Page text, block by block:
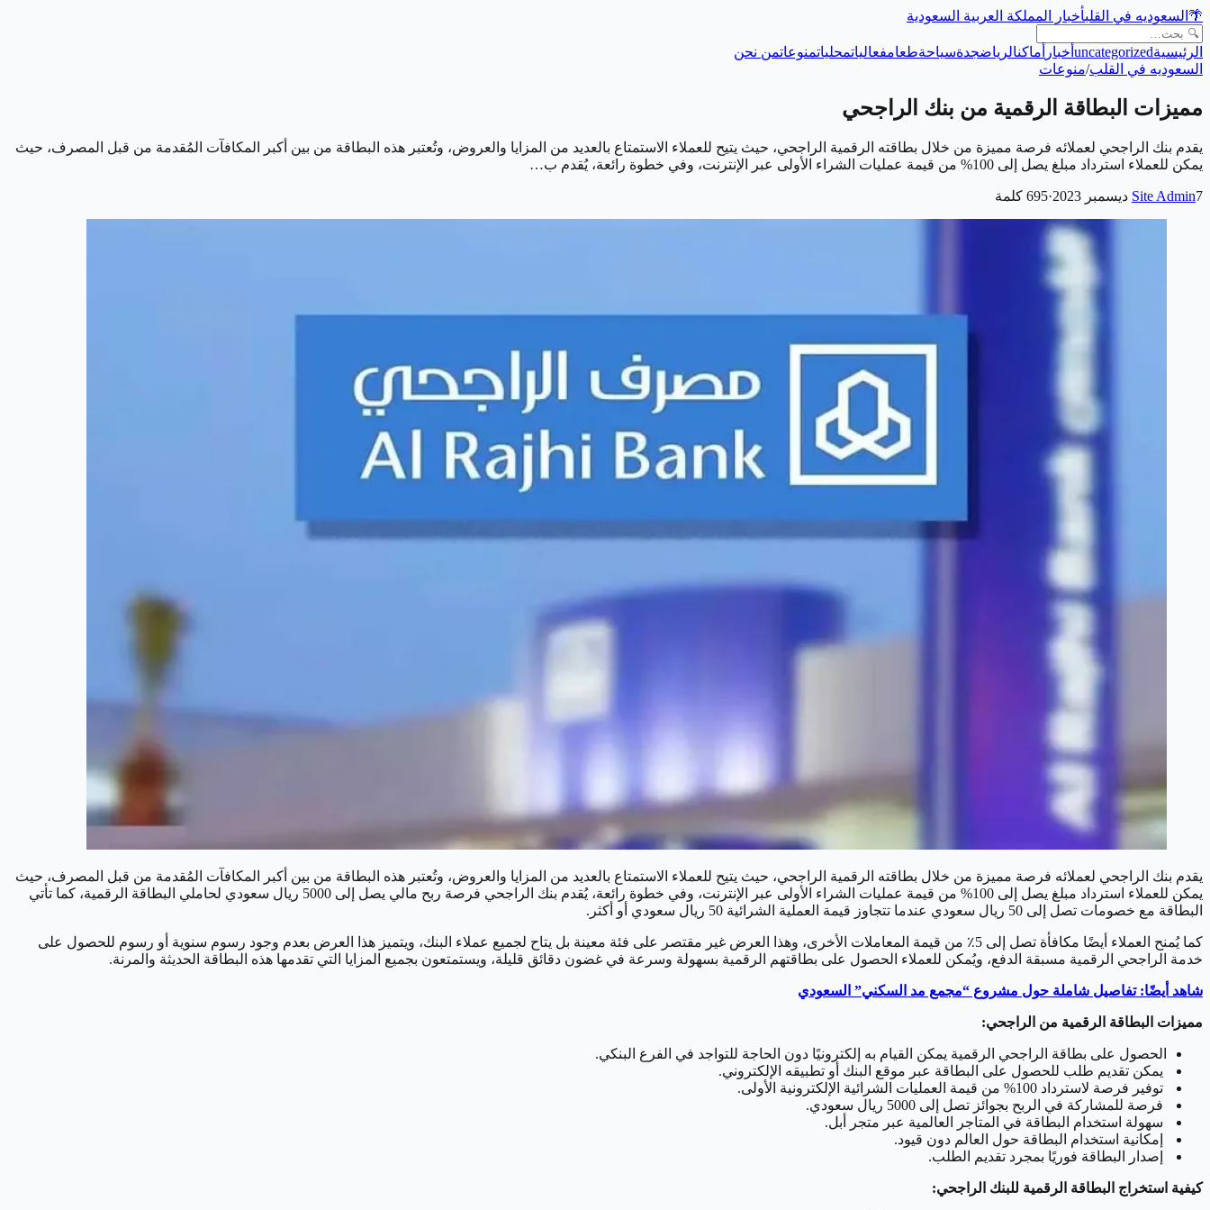
🌴 السعوديه في القلبأخبار المملكة العربية السعودية
الرئيسيةuncategorized أخبار أماكنالرياضجدةسياحةطعامفعالياتمحلياتمنوعاتمن نحن
السعوديه في القلب/منوعات
مميزات البطاقة الرقمية من بنك الراجحي
يقدم بنك الراجحي لعملائه فرصة مميزة من خلال بطاقته الرقمية الراجحي، حيث يتيح للعملاء الاستمتاع بالعديد من المزايا والعروض، وتُعتبر هذه البطاقة من بين أكبر المكافآت المُقدمة من قبل المصرف، حيث
يمكن للعملاء استرداد مبلغ يصل إلى 100% من قيمة عمليات الشراء الأولى عبر الإنترنت، وفي خطوة رائعة، يُقدم ب…
Site Admin7 ديسمبر 2023 ·
695 كلمة
يقدم بنك الراجحي لعملائه فرصة مميزة من خلال بطاقته الرقمية الراجحي، حيث يتيح للعملاء الاستمتاع بالعديد من المزايا والعروض، وتُعتبر هذه البطاقة من بين أكبر المكافآت المُقدمة من قبل المصرف، حيث
يمكن للعملاء استرداد مبلغ يصل إلى 100% من قيمة عمليات الشراء الأولى عبر الإنترنت، وفي خطوة رائعة، يُقدم بنك الراجحي فرصة ربح مالي يصل إلى 5000 ريال سعودي لحاملي البطاقة الرقمية، كما تأتي
البطاقة مع خصومات تصل إلى 50 ريال سعودي عندما تتجاوز قيمة العملية الشرائية 50 ريال سعودي أو أكثر.
كما يُمنح العملاء أيضًا مكافأة تصل إلى 5٪ من قيمة المعاملات الأخرى، وهذا العرض غير مقتصر على فئة معينة بل يتاح لجميع عملاء البنك، ويتميز هذا العرض بعدم وجود رسوم سنوية أو رسوم للحصول على
خدمة الراجحي الرقمية مسبقة الدفع، ويُمكن للعملاء الحصول على بطاقتهم الرقمية بسهولة وسرعة في غضون دقائق قليلة، ويستمتعون بجميع المزايا التي تقدمها هذه البطاقة الحديثة والمرنة.
شاهد أيضًا: تفاصيل شاملة حول مشروع “مجمع مد السكني” السعودي
مميزات البطاقة الرقمية من الراجحي:
الحصول على بطاقة الراجحي الرقمية يمكن القيام به إلكترونيًا دون الحاجة للتواجد في الفرع البنكي.
يمكن تقديم طلب للحصول على البطاقة عبر موقع البنك أو تطبيقه الإلكتروني.
توفير فرصة لاسترداد 100% من قيمة العمليات الشرائية الإلكترونية الأولى.
فرصة للمشاركة في الربح بجوائز تصل إلى 5000 ريال سعودي.
سهولة استخدام البطاقة في المتاجر العالمية عبر متجر أبل.
إمكانية استخدام البطاقة حول العالم دون قيود.
إصدار البطاقة فوريًا بمجرد تقديم الطلب.
كيفية استخراج البطاقة الرقمية للبنك الراجحي: